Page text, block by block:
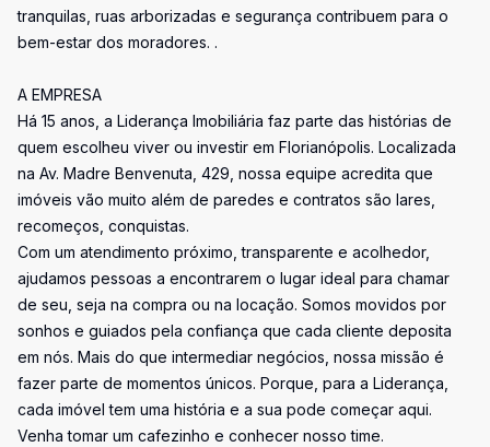
tranquilas, ruas arborizadas e segurança contribuem para o
bem-estar dos moradores. .
A EMPRESA
Há 15 anos, a Liderança Imobiliária faz parte das histórias de
quem escolheu viver ou investir em Florianópolis. Localizada
na Av. Madre Benvenuta, 429, nossa equipe acredita que
imóveis vão muito além de paredes e contratos são lares,
recomeços, conquistas.
Com um atendimento próximo, transparente e acolhedor,
ajudamos pessoas a encontrarem o lugar ideal para chamar
de seu, seja na compra ou na locação. Somos movidos por
sonhos e guiados pela confiança que cada cliente deposita
em nós. Mais do que intermediar negócios, nossa missão é
fazer parte de momentos únicos. Porque, para a Liderança,
cada imóvel tem uma história e a sua pode começar aqui.
Venha tomar um cafezinho e conhecer nosso time.